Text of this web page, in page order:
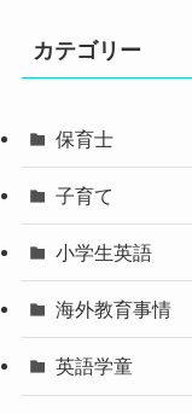
カテゴリー
保育士
子育て
小学生英語
海外教育事情
英語学童